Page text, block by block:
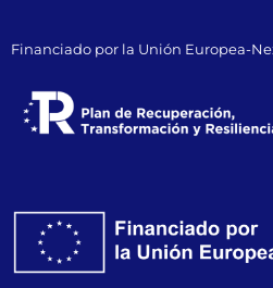
Financiado por la Unión Europea-